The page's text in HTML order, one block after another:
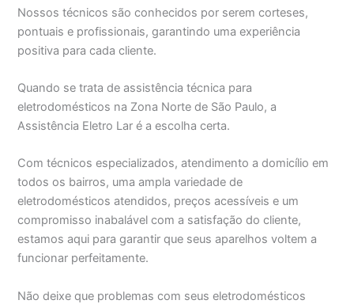
Nossos técnicos são conhecidos por serem corteses,
pontuais e profissionais, garantindo uma experiência
positiva para cada cliente.
Quando se trata de assistência técnica para
eletrodomésticos na Zona Norte de São Paulo, a
Assistência Eletro Lar é a escolha certa.
Com técnicos especializados, atendimento a domicílio em
todos os bairros, uma ampla variedade de
eletrodomésticos atendidos, preços acessíveis e um
compromisso inabalável com a satisfação do cliente,
estamos aqui para garantir que seus aparelhos voltem a
funcionar perfeitamente.
Não deixe que problemas com seus eletrodomésticos